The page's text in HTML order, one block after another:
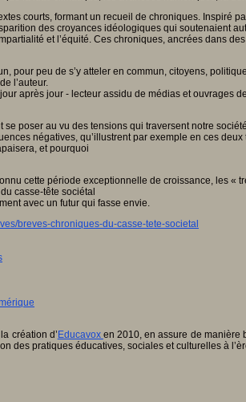
courts, formant un recueil de chroniques. Inspiré
des croyances idéologiques qui soutenaient
et l’équité. Ces chroniques, ancrées dans
pour peu de s’y atteler en commun, citoyens,
l’auteur.
après jour - lecteur assidu de médias et
poser au vu des tensions qui traversent notre
négatives, qu’illustrent par exemple en ces
et pourquoi
cette période exceptionnelle de croissance, les «
casse-tête sociétal
avec un futur qui fasse envie.
breves-chroniques-du-casse-tete-societal
création d’ Educavox en 2010, en assure de manière
des pratiques éducatives, sociales et culturelles à